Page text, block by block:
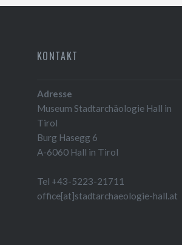
KONTAKT
Adresse
Museum Stadtarchäologie Hall in
Tirol
Burg Hasegg 6
A-6060 Hall in Tirol
Tel +43-5223-21711
office[at]stadtarchaeologie-hall.at